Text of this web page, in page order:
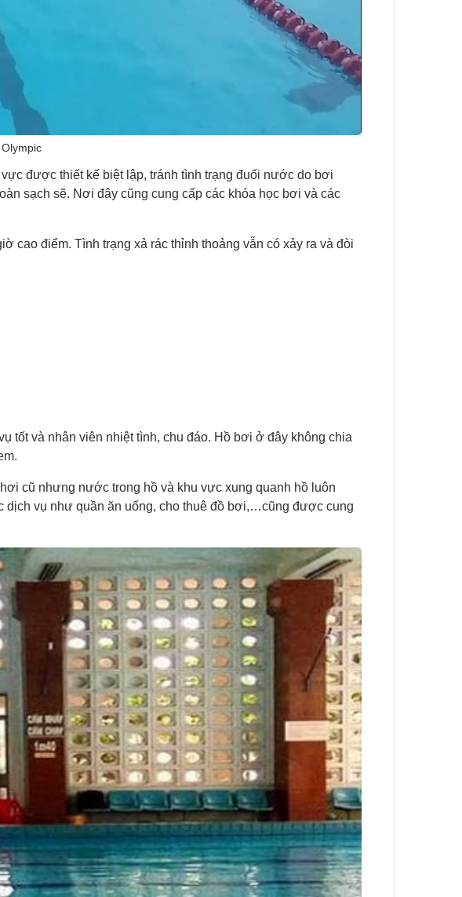
được thiết kế biệt lập, tránh tình trạng đuối nước do bơi
sạch sẽ. Nơi đây cũng cung cấp các khóa học bơi và các
cao điểm. Tình trạng xả rác thỉnh thoảng vẫn có xảy ra và đòi
tốt và nhân viên nhiệt tình, chu đáo. Hồ bơi ở đây không chia
cũ nhưng nước trong hồ và khu vực xung quanh hồ luôn
dịch vụ như quần ăn uống, cho thuê đồ bơi,…cũng được cung